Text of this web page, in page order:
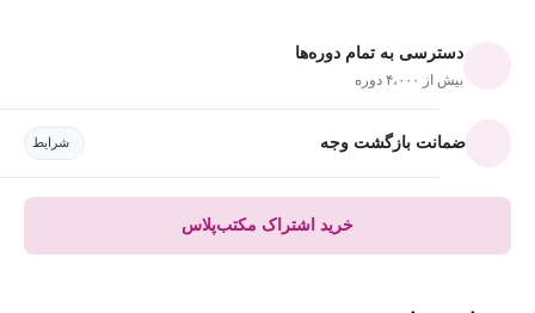
دسترسی به تمام دوره‌ها
بیش از ۴،۰۰۰ دوره
ضمانت بازگشت وجه شرایط
خرید اشتراک مکتب‌پلاس